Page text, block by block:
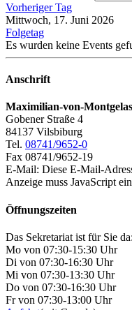
Vorheriger Tag
Mittwoch, 17. Juni 2026
Folgetag
Es wurden keine Events
Anschrift
Maximilian-von-
Gobener Straße 4
84137 Vilsbiburg
Tel. 08741/9652-0
Fax 08741/9652-19
E-Mail: Diese E-Mail-
Anzeige muss JavaScript
Öffnungszeiten
Das Sekretariat ist für Sie da:
Mo von 07:30-15:30 Uhr
Di von 07:30-16:30 Uhr
Mi von 07:30-13:30 Uhr
Do von 07:30-16:30 Uhr
Fr von 07:30-13:00 Uhr